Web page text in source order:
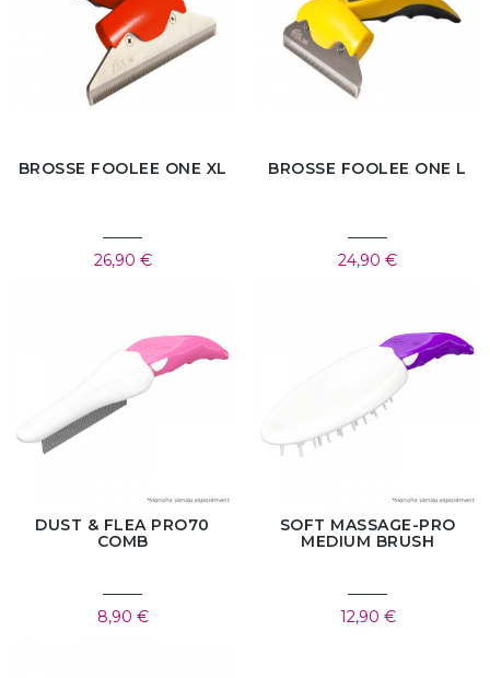
BROSSE FOOLEE ONE XL
26,90 €
BROSSE FOOLEE ONE L
24,90 €
DUST & FLEA PRO70
COMB
8,90 €
SOFT MASSAGE-PRO
MEDIUM BRUSH
12,90 €